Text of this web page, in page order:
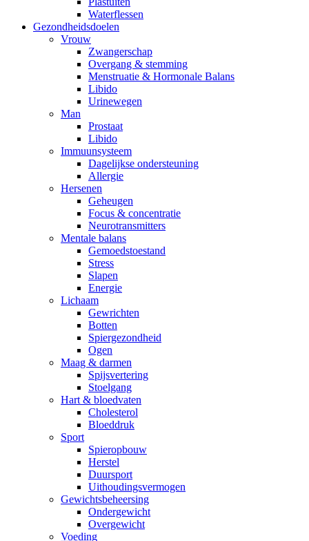
Waterflessen
Gezondheidsdoelen
Vrouw
Zwangerschap
Overgang & stemming
Menstruatie & Hormonale Balans
Libido
Urinewegen
Man
Prostaat
Libido
Immuunsysteem
Dagelijkse ondersteuning
Allergie
Hersenen
Geheugen
Focus & concentratie
Neurotransmitters
Mentale balans
Gemoedstoestand
Stress
Slapen
Energie
Lichaam
Gewrichten
Botten
Spiergezondheid
Ogen
Maag & darmen
Spijsvertering
Stoelgang
Hart & bloedvaten
Cholesterol
Bloeddruk
Sport
Spieropbouw
Herstel
Duursport
Uithoudingsvermogen
Gewichtsbeheersing
Ondergewicht
Overgewicht
Voeding